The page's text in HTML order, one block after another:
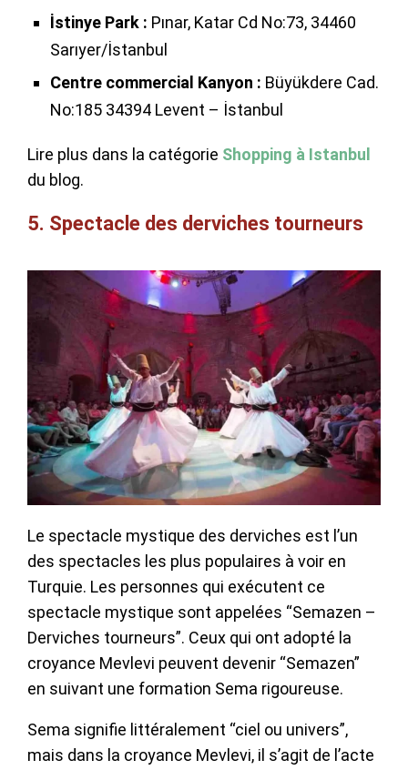
İstinye Park : Pınar, Katar Cd No:73, 34460
Sarıyer/İstanbul
Centre commercial Kanyon : Büyükdere Cad.
No:185 34394 Levent – İstanbul
Lire plus dans la catégorie Shopping à Istanbul
du blog.
5. Spectacle des derviches tourneurs
Le spectacle mystique des derviches est l’un
des spectacles les plus populaires à voir en
Turquie. Les personnes qui exécutent ce
spectacle mystique sont appelées “Semazen –
Derviches tourneurs”. Ceux qui ont adopté la
croyance Mevlevi peuvent devenir “Semazen”
en suivant une formation Sema rigoureuse.
Sema signifie littéralement “ciel ou univers”,
mais dans la croyance Mevlevi, il s’agit de l’acte